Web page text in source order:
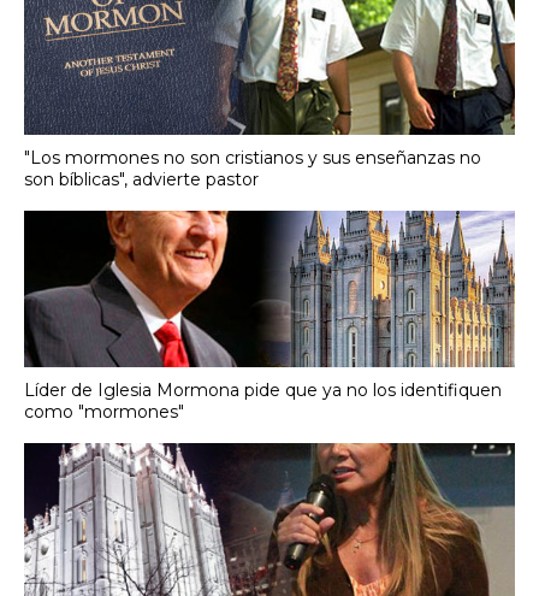
"Los mormones no son cristianos y sus enseñanzas no
son bíblicas", advierte pastor
Líder de Iglesia Mormona pide que ya no los identifiquen
como "mormones"